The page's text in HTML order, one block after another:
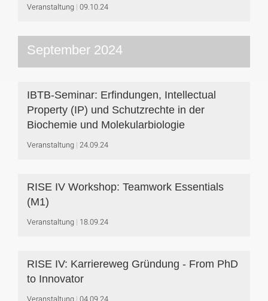
Veranstaltung 09.10.24
September 2024
IBTB-Seminar: Erfindungen, Intellectual
Property (IP) und Schutzrechte in der
Biochemie und Molekularbiologie
Veranstaltung 24.09.24
RISE IV Workshop: Teamwork Essentials
(M1)
Veranstaltung 18.09.24
RISE IV: Karriereweg Gründung - From PhD
to Innovator
Veranstaltung 04.09.24